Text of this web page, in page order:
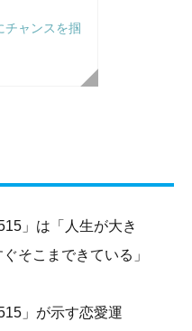
チャンスを掴
」は「人生が大き
そこまできている」
」が示す恋愛運